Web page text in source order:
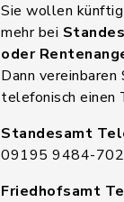
Sie wollen
mehr bei
oder
Dann vereinbaren
telefonisch einen
Standesamt
09195 9484-702
Friedhofsamt